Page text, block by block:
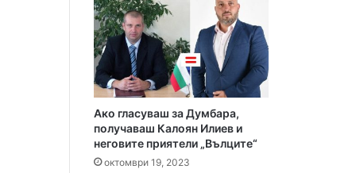
н
а
„
К
а
л
о
т
и
н
Ако гласуваш за Думбара,
получаваш Калоян Илиев и
неговите приятели „Вълците“
октомври 19, 2023